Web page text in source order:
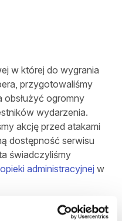
w której do wygrania
przygotowaliśmy
obsłużyć ogromny
wydarzenia.
akcję przed atakami
dostępność serwisu
świadczyliśmy
opieki administracyjnej w